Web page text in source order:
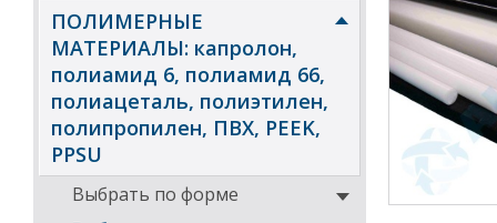
ПОЛИМЕРНЫЕ
МАТЕРИАЛЫ: капролон,
полиамид 6, полиамид 66,
полиацеталь, полиэтилен,
полипропилен, ПВХ, PEEK,
PPSU
Выбрать по форме